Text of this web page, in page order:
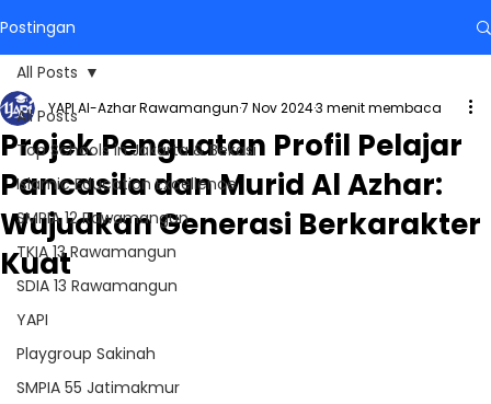
Postingan
All Posts
Top Schools in Jakarta & Bekasi
Islamic Education Excellence
SMPIA 12 Rawamangun
TKIA 13 Rawamangun
SDIA 13 Rawamangun
YAPI
Playgroup Sakinah
SMPIA 55 Jatimakmur
All Posts
Projek Penguatan Profil Pelajar
Pancasila dan Murid Al Azhar:
Wujudkan Generasi Berkarakter
Kuat
YAPI Al-Azhar Rawamangun7 Nov 20243 menit membaca